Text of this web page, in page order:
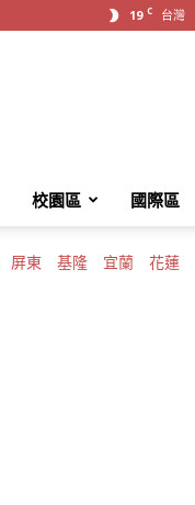
19 C 台灣
校園區 國際區
屏東 基隆 宜蘭 花蓮